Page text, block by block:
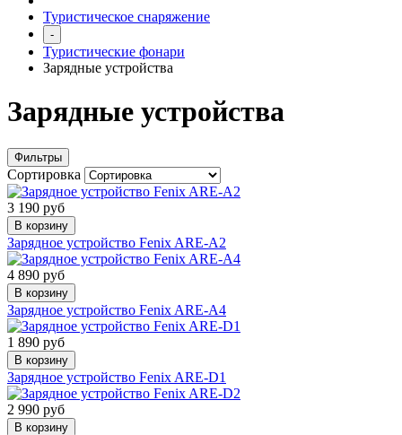
Туристическое снаряжение
-
Туристические фонари
Зарядные устройства
Зарядные устройства
Фильтры
Сортировка
3 190 руб
В корзину
Зарядное устройство Fenix ARE-A2
4 890 руб
В корзину
Зарядное устройство Fenix ARE-A4
1 890 руб
В корзину
Зарядное устройство Fenix ARE-D1
2 990 руб
В корзину